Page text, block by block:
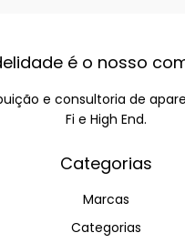
é o nosso
e consultoria de
Fi e High End.
Categorias
Marcas
Categorias